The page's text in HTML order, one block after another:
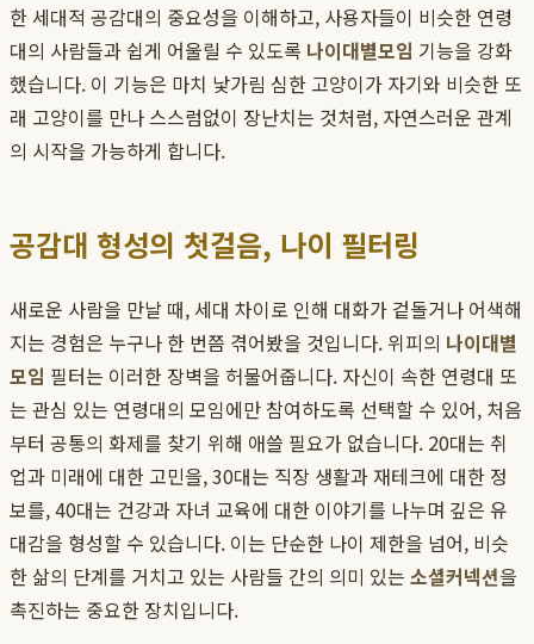
한 세대적 공감대의 중요성을 이해하고, 사용자들이 비슷한 연령
대의 사람들과 쉽게 어울릴 수 있도록 나이대별모임 기능을 강화
했습니다. 이 기능은 마치 낯가림 심한 고양이가 자기와 비슷한 또
래 고양이를 만나 스스럼없이 장난치는 것처럼, 자연스러운 관계
의 시작을 가능하게 합니다.
공감대 형성의 첫걸음, 나이 필터링
새로운 사람을 만날 때, 세대 차이로 인해 대화가 겉돌거나 어색해
지는 경험은 누구나 한 번쯤 겪어봤을 것입니다. 위피의 나이대별
모임 필터는 이러한 장벽을 허물어줍니다. 자신이 속한 연령대 또
는 관심 있는 연령대의 모임에만 참여하도록 선택할 수 있어, 처음
부터 공통의 화제를 찾기 위해 애쓸 필요가 없습니다. 20대는 취
업과 미래에 대한 고민을, 30대는 직장 생활과 재테크에 대한 정
보를, 40대는 건강과 자녀 교육에 대한 이야기를 나누며 깊은 유
대감을 형성할 수 있습니다. 이는 단순한 나이 제한을 넘어, 비슷
한 삶의 단계를 거치고 있는 사람들 간의 의미 있는 소셜커넥션을
촉진하는 중요한 장치입니다.